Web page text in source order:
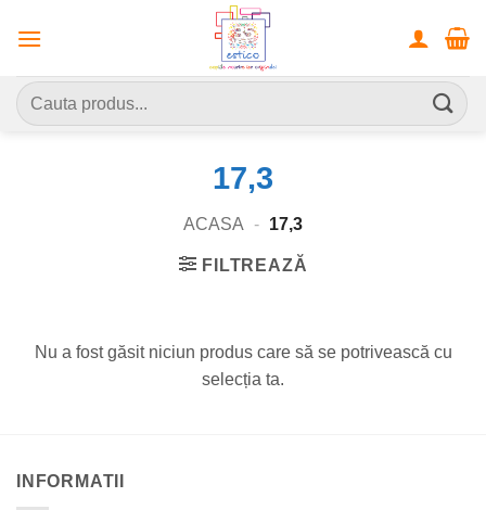
Caută
după:
17,3
ACASA - 17,3
FILTREAZĂ
Nu a fost găsit niciun produs care să se potrivească cu
selecția ta.
INFORMATII